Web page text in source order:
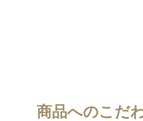
商品へのこだ